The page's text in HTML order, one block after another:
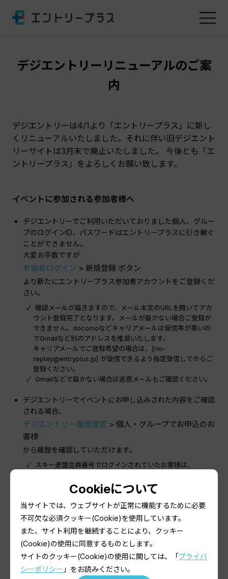
デジエントリーリニューアルのご案
内
デジエントリーは4/1より「エントリープラス」に新し
くリニューアルいたしました。それに伴い旧デジエント
リーサイトは3月末で廃止いたしました。 今後とも「エ
ントリープラス」をよろしくお願い致します。
イベントに参加される参加者様へ
デジエントリーでご利用いただいておりました個人、グルー
プのログインID、パスワードはエントリープラスに引き継ぐ
ことができません。
大変お手数ですが
参加者ログイン > 新規登録 ボタン
より新たにエントリープラス参加者アカウントをご登録くだ
さい。
確認メールが届きますので、メール本文のURLを開いてアカ
ウント登録完了となります。メールが届かない場合ご登録が
できません。docomoなどキャリアメールは受信率が悪いの
でGmailなど別のアドレスを推奨いたします。
キャリアメールでご登録希望の場合は、[no-
replay@entryplus.jp] が受信できるよう指定受信してからご
登録ください。
Gmailなどで届かない場合は迷惑メールもご確認ください。
デジエントリーでイベントにお申し込みされた内容をご確認
される場合、
デジエントリー履歴確認 > 個人・グループでお申込のお
客様
から履歴を確認していただけます。
スキー連盟会員番号でログインされていたお客様は、
からご確認下さい。
イベントを主催されている主催者様へ
デジエントリーでご利用いただいておりました3桁の主催者
コードとパスワードによるログイン、及び、イベントNoと
パスワードによるログインは、エントリープラスに引き継ぐ
Cookieについて
当サイトでは、ウェブサイトが正常に機能するために必要
不可欠な必須クッキー(Cookie)を使用しています。
また、サイト利用を継続することにより、クッキー
(Cookie)の使用に同意するものとします。
サイトのクッキー(Cookie)の使用に関しては、「プライバ
シーポリシー 」をお読みください。